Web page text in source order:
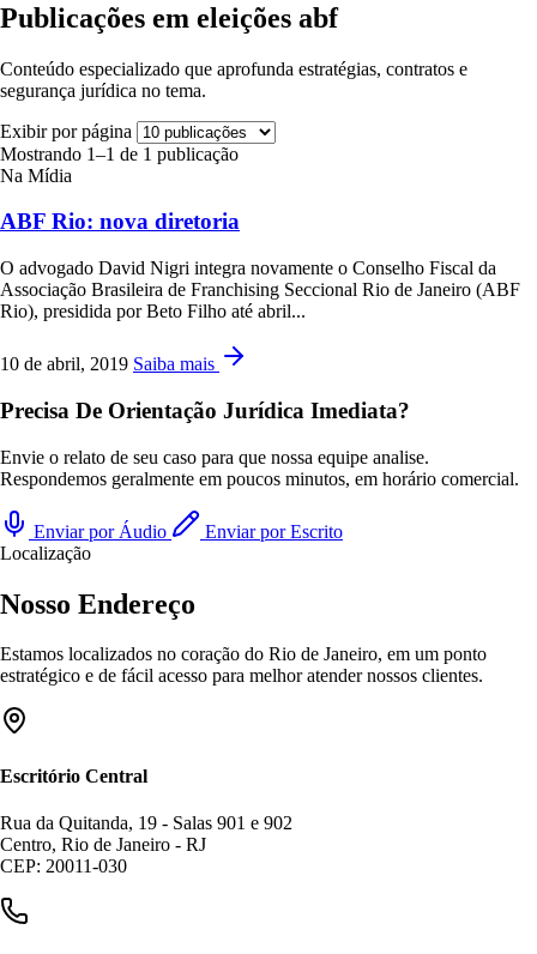
Publicações em eleições abf
Conteúdo especializado que aprofunda estratégias, contratos e
segurança jurídica no tema.
Exibir por página
Mostrando 1–1 de 1 publicação
Na Mídia
ABF Rio: nova diretoria
O advogado David Nigri integra novamente o Conselho Fiscal da
Associação Brasileira de Franchising Seccional Rio de Janeiro (ABF
Rio), presidida por Beto Filho até abril...
10 de abril, 2019 Saiba mais
Precisa De Orientação Jurídica Imediata?
Envie o relato de seu caso para que nossa equipe analise.
Respondemos geralmente em poucos minutos, em horário comercial.
Enviar por Áudio
Enviar por Escrito
Localização
Nosso Endereço
Estamos localizados no coração do Rio de Janeiro, em um ponto
estratégico e de fácil acesso para melhor atender nossos clientes.
Escritório Central
Rua da Quitanda, 19 - Salas 901 e 902
Centro, Rio de Janeiro - RJ
CEP: 20011-030